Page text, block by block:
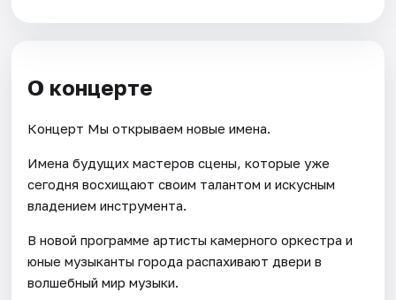
О концерте
Концерт Мы открываем новые имена.
Имена будущих мастеров сцены, которые уже
сегодня восхищают своим талантом и искусным
владением инструмента.
В новой программе артисты камерного оркестра и
юные музыканты города распахивают двери в
волшебный мир музыки.